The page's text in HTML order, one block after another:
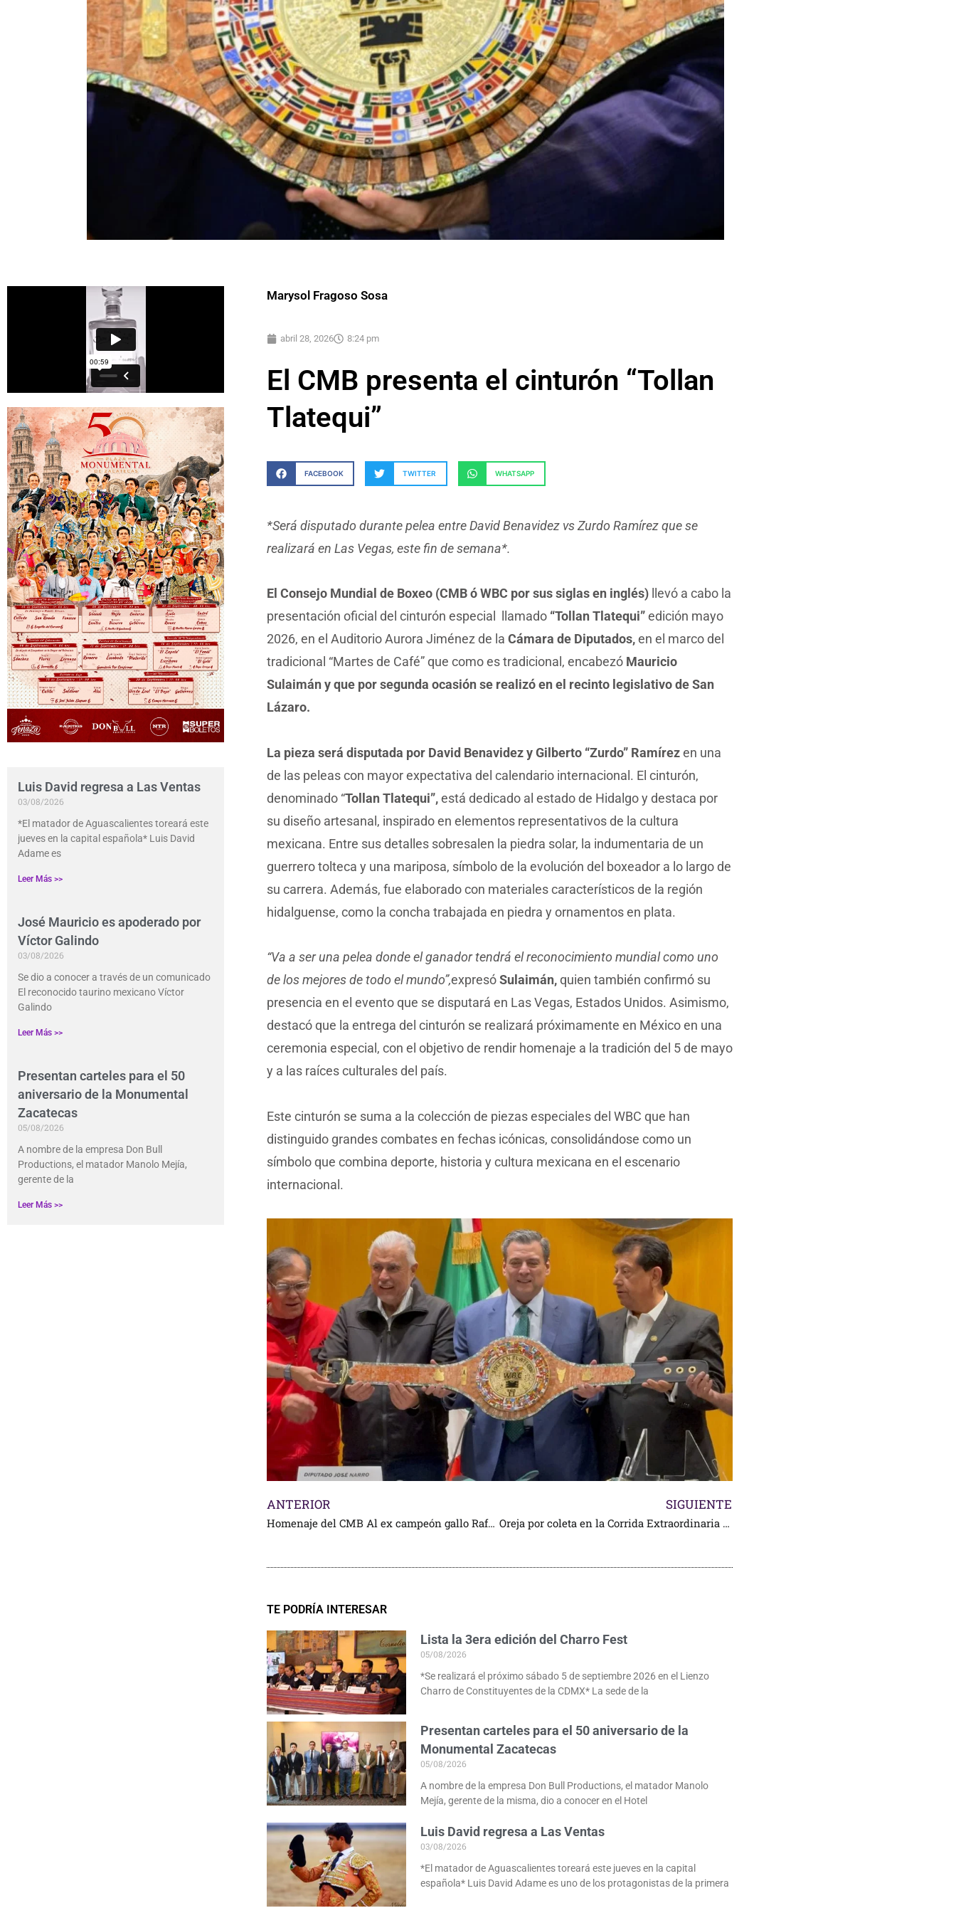
Luis David regresa a Las Ventas
03/08/2026
*El matador de Aguascalientes toreará este
jueves en la capital española* Luis David
Adame es
Leer Más >>
José Mauricio es apoderado por
Víctor Galindo
03/08/2026
Se dio a conocer a través de un comunicado
El reconocido taurino mexicano Víctor
Galindo
Leer Más >>
Presentan carteles para el 50
aniversario de la Monumental
Zacatecas
05/08/2026
A nombre de la empresa Don Bull
Productions, el matador Manolo Mejía,
gerente de la
Leer Más >>
Marysol Fragoso Sosa
abril 28, 2026 8:24 pm
El CMB presenta el cinturón “Tollan
Tlatequi”
FACEBOOK TWITTER WHATSAPP
*Será disputado durante pelea entre David Benavidez vs Zurdo Ramírez que se
realizará en Las Vegas, este fin de semana*.
El Consejo Mundial de Boxeo (CMBó WBC por sus siglas en inglés)llevó a cabo la
presentación oficial del cinturón especial llamado “Tollan Tlatequi”edición mayo
2026, en el Auditorio Aurora Jiménez de la Cámara de Diputados,en el marco del
tradicional “Martes de Café” que como es tradicional, encabezó Mauricio
Sulaimán y que por segunda ocasión se realizó en el recinto legislativo de San
Lázaro.
La pieza será disputada por David Benavidez y Gilberto “Zurdo” Ramírezen una
de las peleas con mayor expectativa del calendario internacional. El cinturón,
denominado “Tollan Tlatequi”,está dedicado al estado de Hidalgo y destaca por
su diseño artesanal, inspirado en elementos representativos de la cultura
mexicana. Entre sus detalles sobresalen la piedra solar, la indumentaria de un
guerrero tolteca y una mariposa, símbolo de la evolución del boxeador a lo largo de
su carrera. Además, fue elaborado con materiales característicos de la región
hidalguense, como la concha trabajada en piedra y ornamentos en plata.
“Va a ser una pelea donde el ganador tendrá el reconocimiento mundial como uno
de los mejores de todo el mundo”,expresóSulaimán,quien también confirmó su
presencia en el evento que se disputará en Las Vegas, Estados Unidos. Asimismo,
destacó que la entrega del cinturón se realizará próximamente en México en una
ceremonia especial, con el objetivo de rendir homenaje a la tradición del 5 de mayo
y a las raíces culturales del país.
Este cinturón se suma a la colección de piezas especiales del WBC que han
distinguido grandes combates en fechas icónicas, consolidándose como un
símbolo que combina deporte, historia y cultura mexicana en el escenario
internacional.
ANTERIOR
Homenaje del CMB Al ex campeón gallo Rafael Herrera en la Cámara de Diputados
SIGUIENTE
Oreja por coleta en la Corrida Extraordinaria de Apizaco, Tlaxcala
TE PODRÍA INTERESAR
Lista la 3era edición del Charro Fest
05/08/2026
*Se realizará el próximo sábado 5 de septiembre 2026 en el Lienzo
Charro de Constituyentes de la CDMX* La sede de la
Presentan carteles para el 50 aniversario de la
Monumental Zacatecas
05/08/2026
A nombre de la empresa Don Bull Productions, el matador Manolo
Mejía, gerente de la misma, dio a conocer en el Hotel
Luis David regresa a Las Ventas
03/08/2026
*El matador de Aguascalientes toreará este jueves en la capital
española* Luis David Adame es uno de los protagonistas de la primera